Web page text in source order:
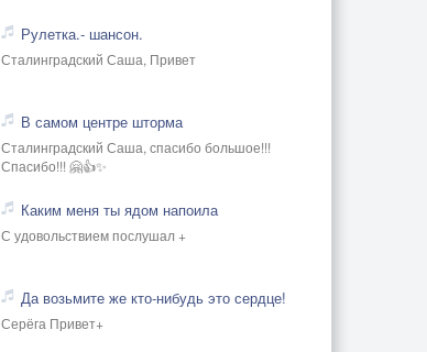
Рулетка.- шансон.
Сталинградский Саша, Привет
В самом центре шторма
Сталинградский Саша, спасибо большое!!!
Спасибо!!! 🤗👍✨
Каким меня ты ядом напоила
С удовольствием послушал +
Да возьмите же кто-нибудь это сердце!
Серёга Привет+